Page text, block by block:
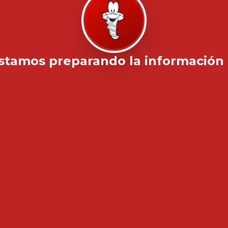
preparando la información